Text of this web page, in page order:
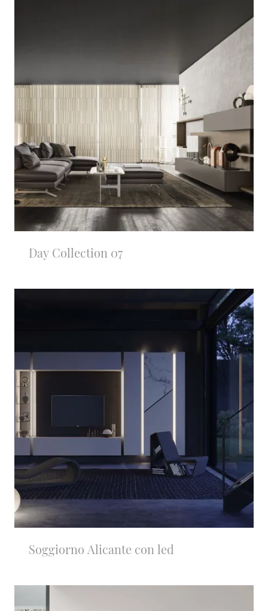
Day Collection 07
Soggiorno Alicante con led